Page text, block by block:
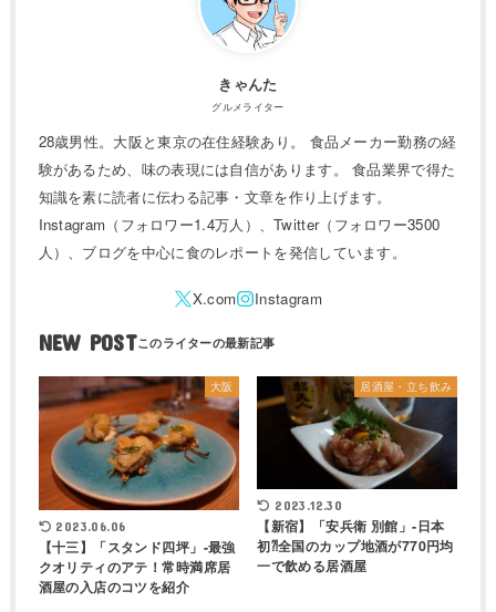
きゃんた
グルメライター
28歳男性。大阪と東京の在住経験あり。 食品メーカー勤務の経
験があるため、味の表現には自信があります。 食品業界で得た
知識を素に読者に伝わる記事・文章を作り上げます。
Instagram（フォロワー1.4万人）、Twitter（フォロワー3500
人）、ブログを中心に食のレポートを発信しています。
NEW POST
大阪
2023.06.06
【十三】「スタンド四坪」-最強
クオリティのアテ！常時満席居
酒屋の入店のコツを紹介
居酒屋・立ち飲み
2023.12.30
【新宿】「安兵衛 別館」-日本
初⁈全国のカップ地酒が770円均
一で飲める居酒屋